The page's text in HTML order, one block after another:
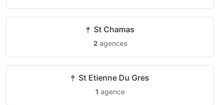
St Chamas
2 agences
St Etienne Du Gres
1 agence